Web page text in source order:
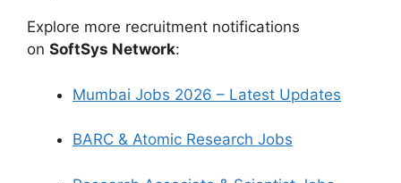
Explore more recruitment notifications
on SoftSys Network:
Mumbai Jobs 2026 – Latest Updates
BARC & Atomic Research Jobs